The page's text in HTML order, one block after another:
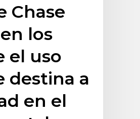
Chase
los
el uso
destina a
en el